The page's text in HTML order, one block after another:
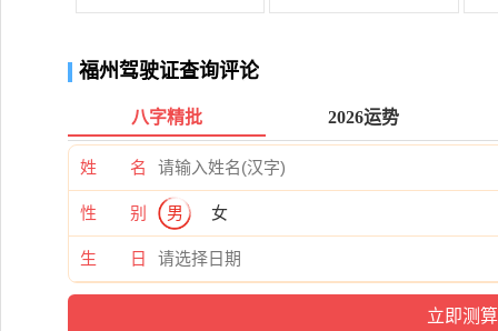
福州驾驶证查询评论
八字精批 2026运势
姓 名
性 别 男 女
生 日